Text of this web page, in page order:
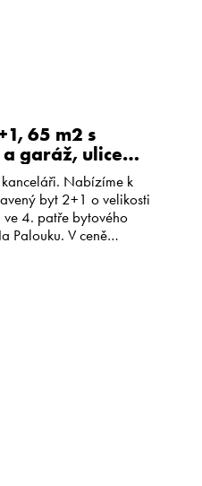
65 m2 s
garáž, ulice
10 Strašnice
Nabízíme k
byt 2+1 o velikosti
4. patře bytového
Palouku. V ceně